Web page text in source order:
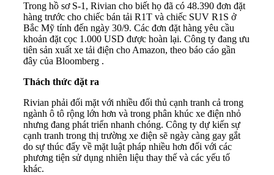
Trong hồ sơ S-1, Rivian cho biết họ đã có 48.390 đơn đặt
hàng trước cho chiếc bán tải R1T và chiếc SUV R1S ở
Bắc Mỹ tính đến ngày 30/9. Các đơn đặt hàng yêu cầu
khoản đặt cọc 1.000 USD được hoàn lại. Công ty đang ưu
tiên sản xuất xe tải điện cho Amazon, theo báo cáo gần
đây của Bloomberg .
Thách thức đặt ra
Rivian phải đối mặt với nhiều đối thủ cạnh tranh cả trong
ngành ô tô rộng lớn hơn và trong phân khúc xe điện nhỏ
nhưng đang phát triển nhanh chóng. Công ty dự kiến sự
cạnh tranh trong thị trường xe điện sẽ ngày càng gay gắt
do sự thúc đẩy về mặt luật pháp nhiều hơn đối với các
phương tiện sử dụng nhiên liệu thay thế và các yếu tố
khác.